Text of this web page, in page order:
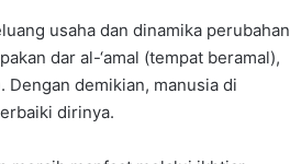
usaha dan dinamika perubahan
dar al-‘amal (tempat beramal),
Dengan demikian, manusia di
dirinya.